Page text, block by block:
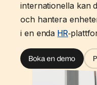
internationella kan
och hantera
i en enda HR
Boka en demo